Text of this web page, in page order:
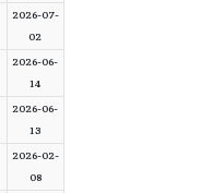
2026-07-
02
2026-06-
14
2026-06-
13
2026-02-
08